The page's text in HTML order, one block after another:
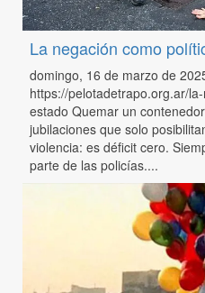
La negación como
domingo, 16 de marzo de
https://pelotadetrapo.org.ar/
estado Quemar un
jubilaciones que solo
violencia: es déficit cero.
parte de las policías....